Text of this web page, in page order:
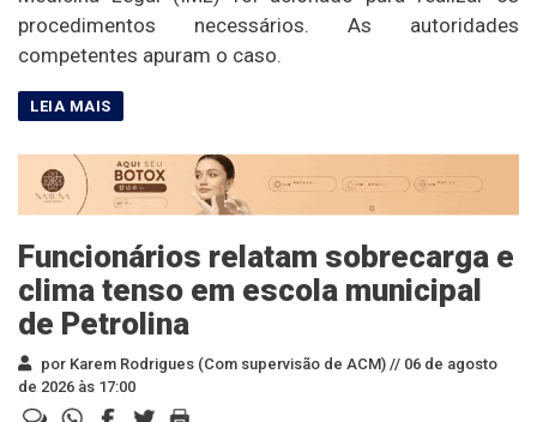
procedimentos necessários. As autoridades
competentes apuram o caso.
Funcionários relatam sobrecarga e
clima tenso em escola municipal
de Petrolina
por Karem Rodrigues (Com supervisão de ACM) // 06 de agosto
de 2026 às 17:00